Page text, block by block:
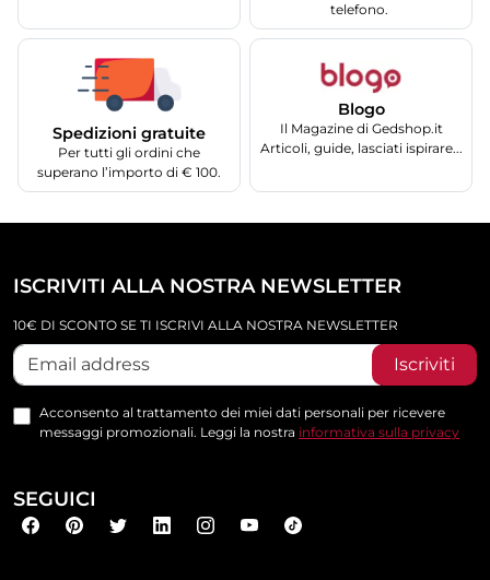
telefono.
Spedizioni gratuite
Per tutti gli ordini che
superano l’importo di € 100.
Blogo
Il Magazine di Gedshop.it
Articoli, guide, lasciati ispirare...
ISCRIVITI ALLA NOSTRA NEWSLETTER
10€ DI SCONTO SE TI ISCRIVI ALLA NOSTRA NEWSLETTER
Iscriviti
Acconsento al trattamento dei miei dati personali per ricevere
messaggi promozionali. Leggi la nostra informativa sulla privacy
SEGUICI